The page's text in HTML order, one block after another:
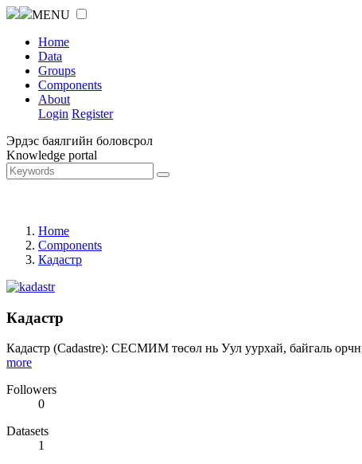
MENU
Home
Data
Groups
Components
About
Login Register
Эрдэс баялгийн боловсрол
Knowledge portal
Home
Components
Кадастр
Кадастр
Кадастр (Cadastre): СЕСМИМ төсөл нь Уул уурхай, байгаль
more
Followers
0
Datasets
1